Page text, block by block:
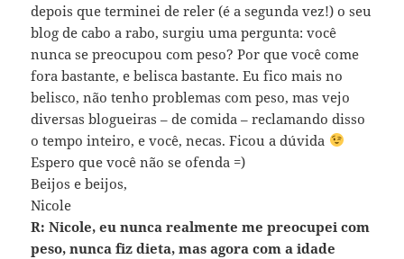
depois que terminei de reler (é a segunda vez!) o seu
blog de cabo a rabo, surgiu uma pergunta: você
nunca se preocupou com peso? Por que você come
fora bastante, e belisca bastante. Eu fico mais no
belisco, não tenho problemas com peso, mas vejo
diversas blogueiras – de comida – reclamando disso
o tempo inteiro, e você, necas. Ficou a dúvida
Espero que você não se ofenda =)
Beijos e beijos,
Nicole
R: Nicole, eu nunca realmente me preocupei com
peso, nunca fiz dieta, mas agora com a idade